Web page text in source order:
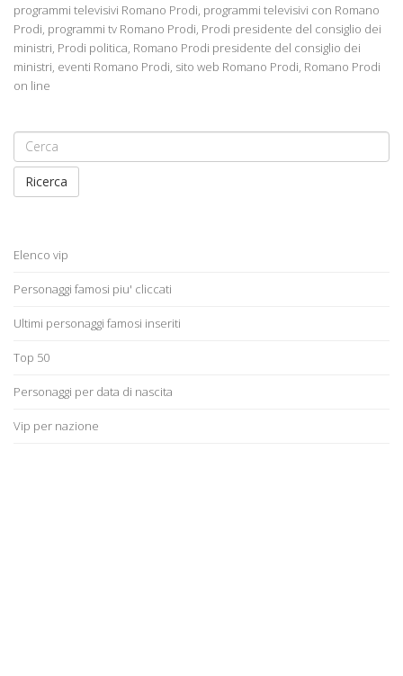
programmi televisivi Romano Prodi, programmi televisivi con Romano
Prodi, programmi tv Romano Prodi, Prodi presidente del consiglio dei
ministri, Prodi politica, Romano Prodi presidente del consiglio dei
ministri, eventi Romano Prodi, sito web Romano Prodi, Romano Prodi
on line
Ricerca
Elenco vip
Personaggi famosi piu' cliccati
Ultimi personaggi famosi inseriti
Top 50
Personaggi per data di nascita
Vip per nazione